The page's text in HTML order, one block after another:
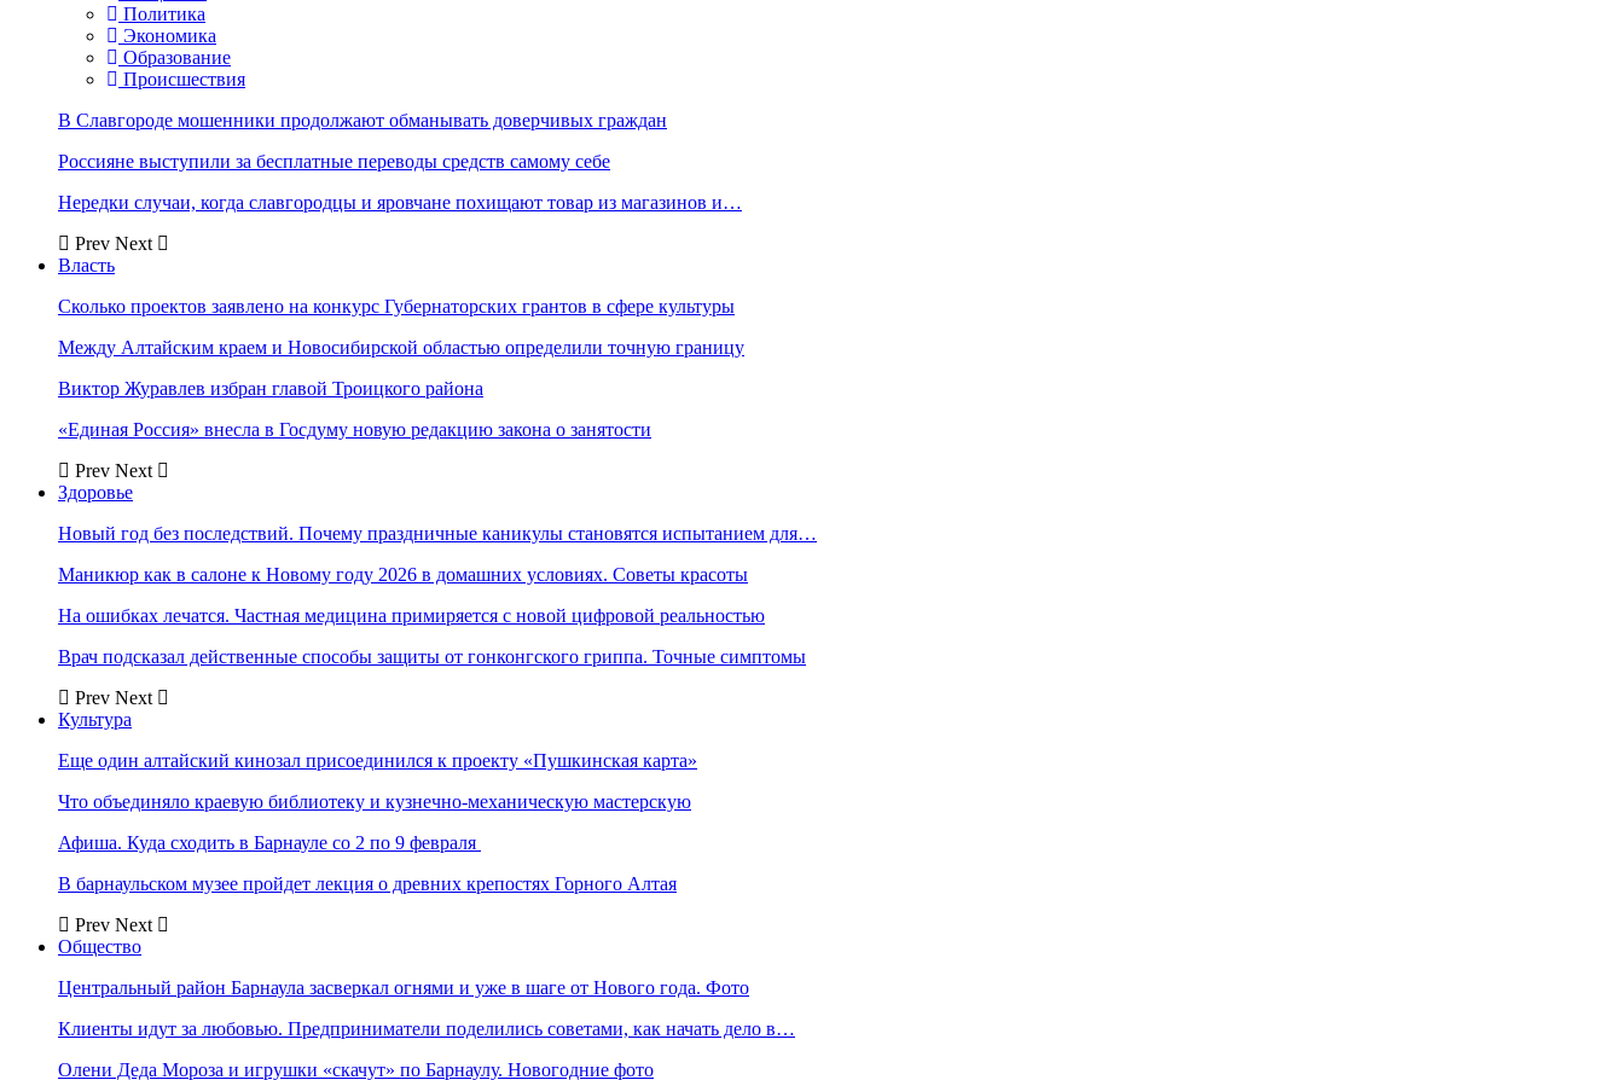
Политика
Экономика
Образование
Происшествия
В Славгороде мошенники продолжают обманывать доверчивых граждан
Россияне выступили за бесплатные переводы средств самому себе
Нередки случаи, когда славгородцы и яровчане похищают товар из магазинов и…
Prev Next
Власть
Сколько проектов заявлено на конкурс Губернаторских грантов в сфере культуры
Между Алтайским краем и Новосибирской областью определили точную границу
Виктор Журавлев избран главой Троицкого района
«Единая Россия» внесла в Госдуму новую редакцию закона о занятости
Prev Next
Здоровье
Новый год без последствий. Почему праздничные каникулы становятся испытанием для…
Маникюр как в салоне к Новому году 2026 в домашних условиях. Советы красоты
На ошибках лечатся. Частная медицина примиряется с новой цифровой реальностью
Врач подсказал действенные способы защиты от гонконгского гриппа. Точные симптомы
Prev Next
Культура
Еще один алтайский кинозал присоединился к проекту «Пушкинская карта»
Что объединяло краевую библиотеку и кузнечно-механическую мастерскую
Афиша. Куда сходить в Барнауле со 2 по 9 февраля
В барнаульском музее пройдет лекция о древних крепостях Горного Алтая
Prev Next
Общество
Центральный район Барнаула засверкал огнями и уже в шаге от Нового года. Фото
Клиенты идут за любовью. Предприниматели поделились советами, как начать дело в…
Олени Деда Мороза и игрушки «скачут» по Барнаулу. Новогодние фото